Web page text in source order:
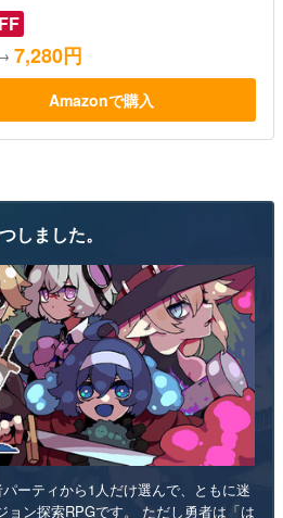
7,280円
Amazonで購入
しました。
ーティから1人だけ選んで、ともに迷
ョン探索RPGです。 ただし勇者は「は